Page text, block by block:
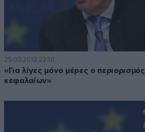
25·03·2013 22:10
«Για λίγες μόνο μέρες ο
κεφαλαίων»